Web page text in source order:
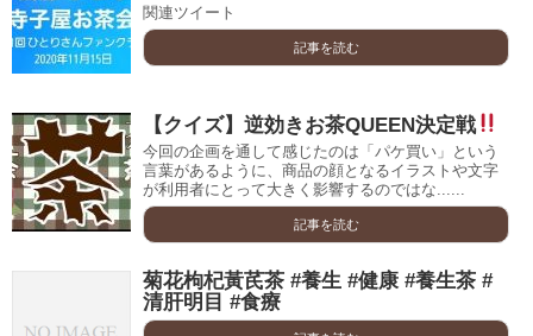
関連ツイート
記事を読む
【クイズ】逆効きお茶QUEEN決定戦
今回の企画を通して感じたのは「パケ買い」という
言葉があるように、商品の顔となるイラストや文字
が利用者にとって大きく影響するのではな......
記事を読む
菊花枸杞黃芪茶 #養生 #健康 #養生茶 #
清肝明目 #食療